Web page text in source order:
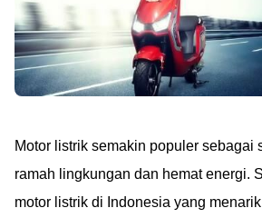
Motor listrik semakin populer sebagai
ramah lingkungan dan hemat energi.
motor listrik di Indonesia yang